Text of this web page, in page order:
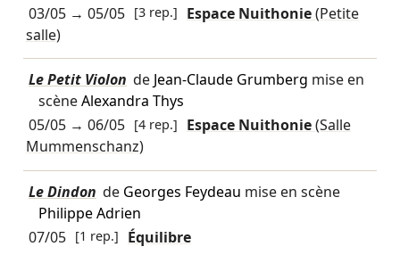
03/05→ 05/05 [3 rep.] Espace Nuithonie(Petite
salle)
Le Petit Violon de Jean-Claude Grumberg mise en
scèneAlexandra Thys
05/05→ 06/05 [4 rep.] Espace Nuithonie(Salle
Mummenschanz)
Le Dindon de Georges Feydeau mise en scène
Philippe Adrien
07/05 [1 rep.] Équilibre